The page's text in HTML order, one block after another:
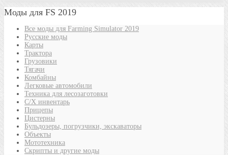
Моды для FS 2019
Все моды для Farming Simulator 2019
Русские моды
Карты
Трактора
Грузовики
Тягачи
Комбайны
Легковые автомобили
Техника для лесозаготовки
С/Х инвентарь
Прицепы
Цистерны
Бульдозеры, погрузчики, экскаваторы
Объекты
Мототехника
Скрипты и другие моды